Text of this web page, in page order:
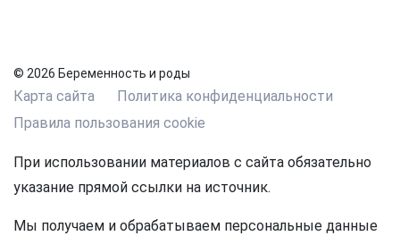
© 2026 Беременность и роды
Карта сайта
Политика конфиденциальности
Правила пользования cookie
При использовании материалов с сайта обязательно
указание прямой ссылки на источник.
Мы получаем и обрабатываем персональные данные